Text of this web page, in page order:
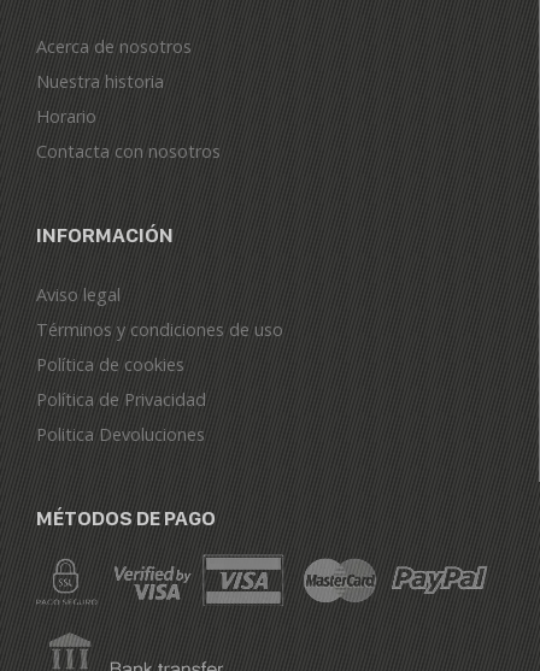
Acerca de nosotros
Nuestra historia
Horario
Contacta con nosotros
INFORMACIÓN
Aviso legal
Términos y condiciones de uso
Política de cookies
Política de Privacidad
Politica Devoluciones
MÉTODOS DE PAGO